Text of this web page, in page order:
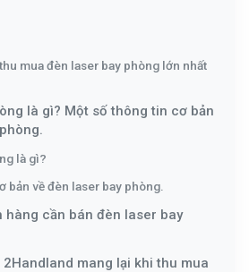
mua đèn laser bay phòng lớn nhất
là gì? Một số thông tin cơ bản
là gì?
bản về đèn laser bay phòng.
hàng cần bán đèn laser bay
mang lại khi thu mua